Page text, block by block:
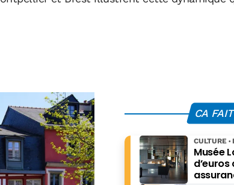
CA
Musée
CULTURE